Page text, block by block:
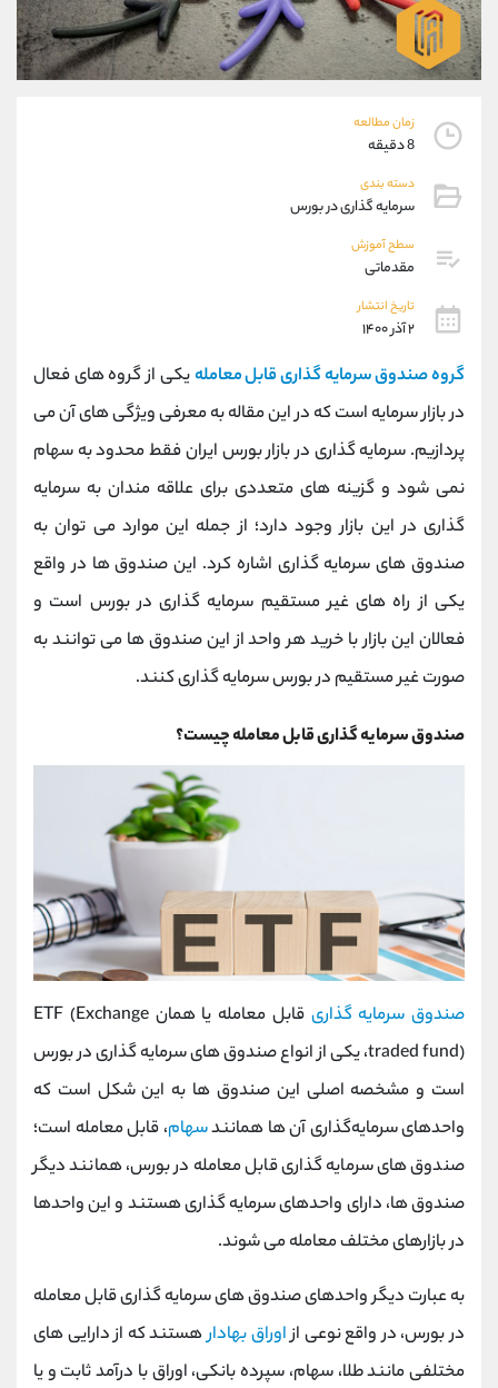
زمان مطالعه
8 دقیقه
دسته بندی
سرمایه گذاری در بورس
سطح آموزش
مقدماتی
تاریخ انتشار
۲ آذر ۱۴۰۰
گروه صندوق سرمایه گذاری قابل معاملهیکی از گروه های فعال
در بازار سرمایه است که در این مقاله به معرفی ویژگی های آن می
پردازیم. سرمایه گذاری در بازار بورس ایران فقط محدود به سهام
نمی شود و گزینه های متعددی برای علاقه مندان به سرمایه
گذاری در این بازار وجود دارد؛ از جمله این موارد می توان به
صندوق های سرمایه گذاری اشاره کرد. این صندوق ها در واقع
یکی از راه های غیر مستقیم سرمایه گذاری در بورس است و
فعالان این بازار با خرید هر واحد از این صندوق ها می توانند به
صورت غیر مستقیم در بورس سرمایه گذاری کنند.
صندوق سرمایه گذاری قابل معامله چیست؟
صندوق سرمایه گذاری
قابل معامله یا همان ETF (Exchange
traded fund)، یکی از انواع صندوق های سرمایه گذاری در بورس
است و مشخصه اصلی این صندوق ها به این شکل است که
واحدهای سرمایه‌گذاری آن ها همانندسهام، قابل معامله است؛
صندوق های سرمایه گذاری قابل معامله در بورس، همانند دیگر
صندوق ها، دارای واحدهای سرمایه گذاری هستند و این واحدها
در بازارهای مختلف معامله می شوند.
به عبارت دیگر واحدهای صندوق های سرمایه گذاری قابل معامله
در بورس، در واقع نوعی ازاوراق بهادارهستند که از دارایی های
مختلفی مانند طلا، سهام، سپرده بانکی، اوراق با درآمد ثابت و یا
09101364784
واتساپ شروع گفتگو
تلگرام @Armteam_admin_104
پشتیبان فروش
موبایل
واتساپ
داخلی
اطلاعات تماس
تلفن 021-22021030
بدون پیش شماره 90001030
اینستاگرام @alireza.mehrabii
کانال تلگرام @alirezamehrabi_com